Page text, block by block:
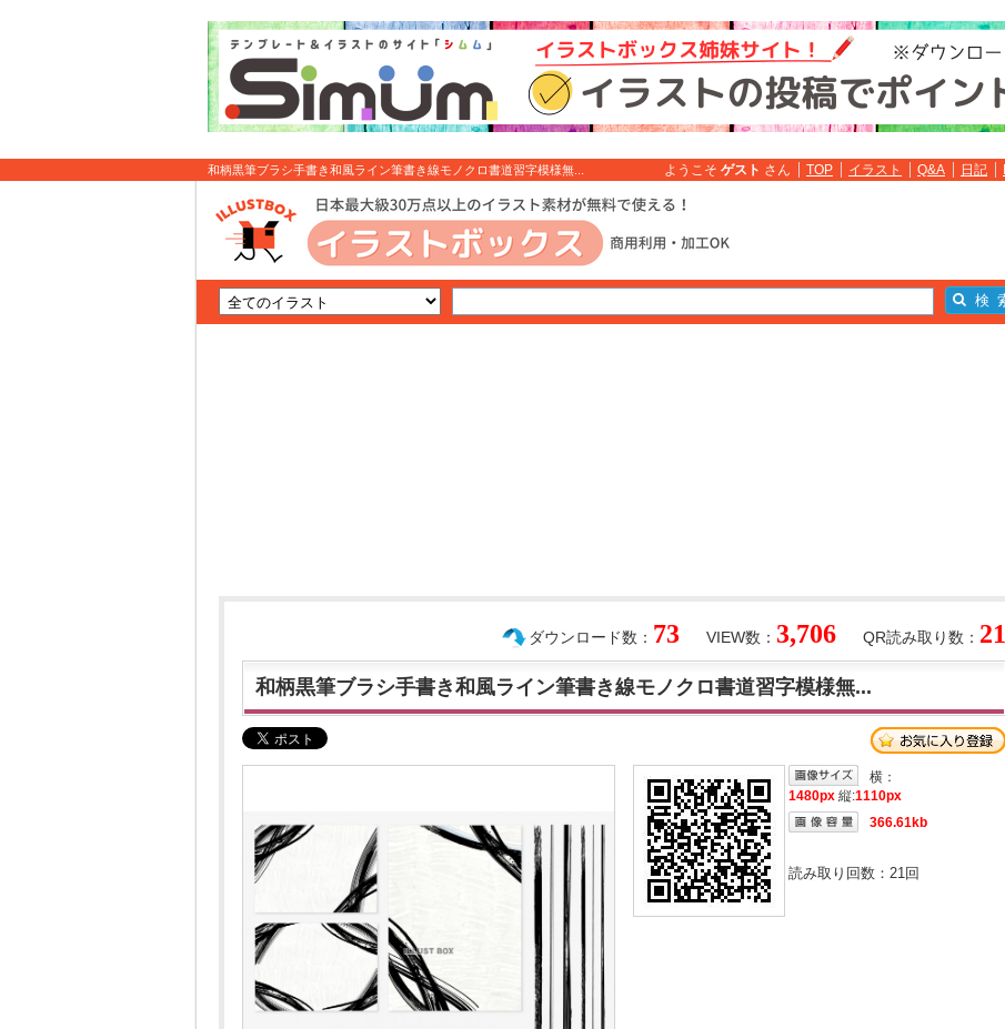
和柄黒筆ブラシ手書き和風ライン筆書き線モノクロ書道習字模様無...
ようこそ ゲスト さん TOP イラスト Q&A 日記
QR読み取り数： 21
VIEW数： 3,706
ダウンロード数： 73
和柄黒筆ブラシ手書き和風ライン筆書き線モノクロ書道習字模様無...
横：
1480px 縦:1110px
366.61kb
読み取り回数： 21回